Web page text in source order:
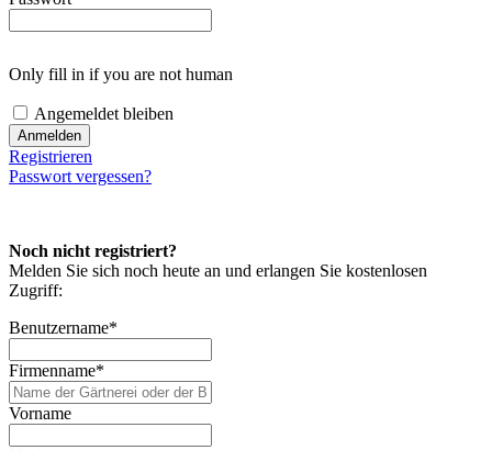
Only fill in if you are not human
Angemeldet bleiben
Registrieren
Passwort vergessen?
Noch nicht registriert?
Melden Sie sich noch heute an und erlangen Sie kostenlosen
Zugriff:
Benutzername*
Firmenname*
Vorname